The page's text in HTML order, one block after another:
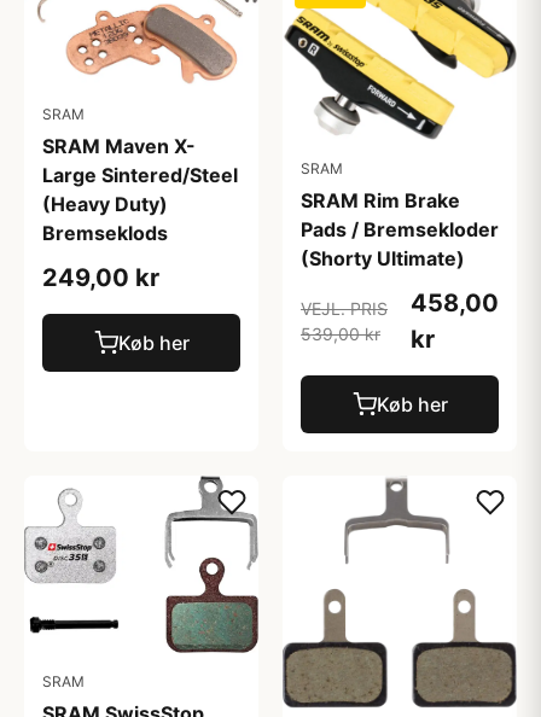
SRAM
SRAM Maven X-
Large Sintered/Steel
(Heavy Duty)
Bremseklods
249,00 kr
Køb her
SRAM
SRAM Rim Brake
Pads / Bremsekloder
(Shorty Ultimate)
VEJL. PRIS
539,00 kr
458,00
kr
Køb her
SRAM